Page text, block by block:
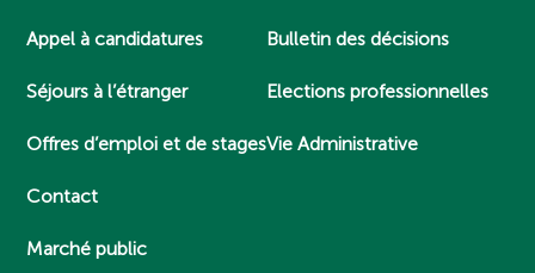
Appel à candidatures
Séjours à l’étranger
Offres d’emploi et de stages
Contact
Marché public
Bulletin des décisions
Elections professionnelles
Vie Administrative